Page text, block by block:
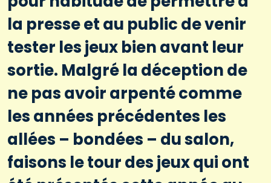
la presse et au public de venir
tester les jeux bien avant leur
sortie. Malgré la déception de
ne pas avoir arpenté comme
les années précédentes les
allées – bondées – du salon,
faisons le tour des jeux qui ont